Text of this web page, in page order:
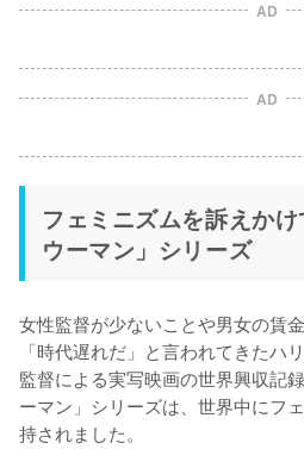
AD
AD
フェミニズムを訴えか
ウーマン」シリーズ
女性監督が少ないことや男女の賃
「時代遅れだ」と言われてきたハ
監督による実写映画の世界興収記
ーマン」シリーズは、世界中にフ
持されました。